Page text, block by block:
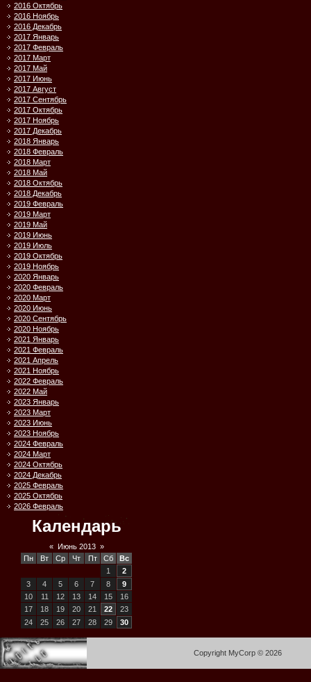
2016 Октябрь
2016 Ноябрь
2016 Декабрь
2017 Январь
2017 Февраль
2017 Март
2017 Май
2017 Июнь
2017 Август
2017 Сентябрь
2017 Октябрь
2017 Ноябрь
2017 Декабрь
2018 Январь
2018 Февраль
2018 Март
2018 Май
2018 Октябрь
2018 Декабрь
2019 Февраль
2019 Март
2019 Май
2019 Июнь
2019 Июль
2019 Октябрь
2019 Ноябрь
2020 Январь
2020 Февраль
2020 Март
2020 Июнь
2020 Сентябрь
2020 Ноябрь
2021 Январь
2021 Февраль
2021 Апрель
2021 Ноябрь
2022 Февраль
2022 Май
2023 Январь
2023 Март
2023 Июнь
2023 Ноябрь
2024 Февраль
2024 Март
2024 Октябрь
2024 Декабрь
2025 Февраль
2025 Октябрь
2026 Февраль
Календарь
« Июнь 2013 »
Пн
Вт Ср Чт Пт Сб
Вс
1
2
3
4 5 6 7 8
9
10
11 12 13 14 15
16
17
18 19 20 21 22
23
24
25 26 27 28 29 30
Copyright MyCorp © 2026